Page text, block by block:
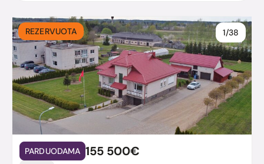
REZERVUOTA 1/38
PARDUODAMA 155 500€